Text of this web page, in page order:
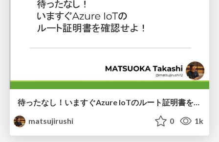
待ったなし！いますぐAzure IoTのルート証明書を確認せよ！
matsujirushi
0 1k